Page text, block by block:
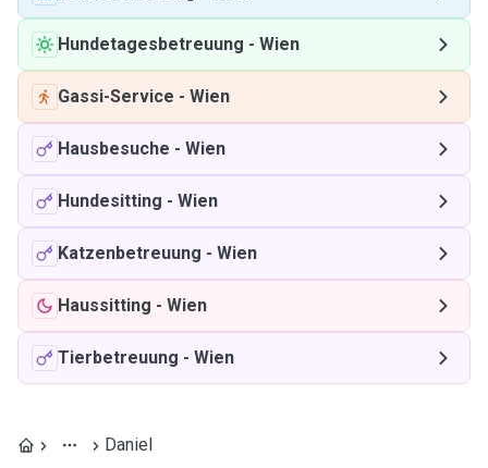
Hundetagesbetreuung - Wien
Gassi-Service - Wien
Hausbesuche - Wien
Hundesitting - Wien
Katzenbetreuung - Wien
Haussitting - Wien
Tierbetreuung - Wien
Daniel